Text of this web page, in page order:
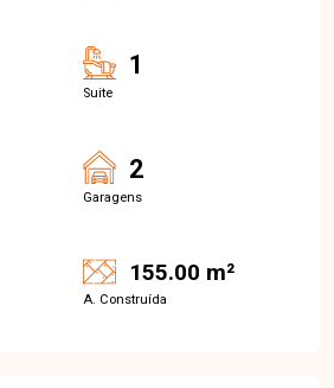
1
Suite
2
Garagens
155.00 m²
A. Construída